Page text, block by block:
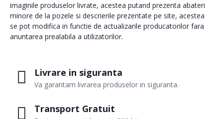
Livrare in siguranta
Va garantam livrarea produselor in siguranta.
Transport Gratuit
imaginile produselor livrate, acestea putand prezenta abateri
minore de la pozele si descrierile prezentate pe site, acestea
se pot modifica in functie de actualizarile producatorilor fara
anuntarea prealabila a utilizatorilor.